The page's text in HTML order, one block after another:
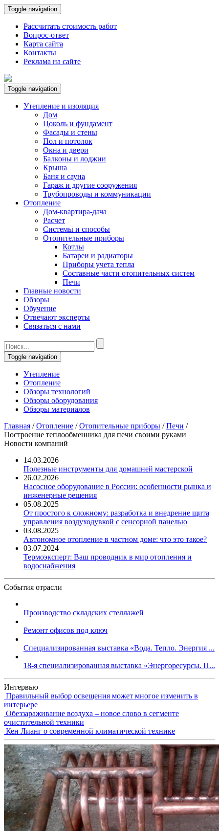
Toggle navigation
Рассчитать стоимость работ
Вопрос-ответ
Карта сайта
Контакты
Реклама на сайте
Toggle navigation
Утепление и изоляция
Дом
Цоколь и фундамент
Фасады и стены
Пол и потолок
Окна и двери
Балконы и лоджии
Крыша
Баня и сауна
Гараж и другие сооружения
Трубопроводы и коммуникации
Отопление
Дом-квартира-дача
Расчет
Системы и способы
Отопительные приборы
Котлы
Батареи и радиаторы
Приборы учета тепла
Составные части отопительных систем
Печи
Главные новости
Обзоры
Обучение
Отвечают эксперты
Связаться с нами
Toggle navigation
Утепление
Отопление
Обзоры технологий
Обзоры оборудования
Обзоры материалов
Главная /Отопление /Отопительные приборы /Печи /
Построение теплообменника для печи своими руками
Новости компаний
14.03.2026
Полезные инструменты для домашней мастерской
26.02.2026
Насосное оборудование в России: особенности рынка и
инженерные решения
05.08.2025
От простого к сложному: разработка и внедрение щита
управления воздуходувкой с сенсорной панелью
03.08.2025
Автономное отопление в частном доме: что это такое?
03.07.2024
Термоэксперт: Ваш проводник в мир отопления и
водоснабжения
События отрасли
Производство складских стеллажей
Ремонт офисов под ключ
Специализированная выставка «Вода. Тепло. Энергия ...
18-я специализированная выставка «Энергоресурсы. П...
Интервью
Правильный выбор освещения может многое изменить в
интерьере
Обеззараживание воздуха – новое слово в сегменте
очистительной техники
Кен Лианг о современной климатической технике